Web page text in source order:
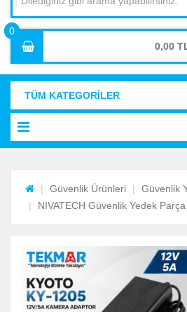
0,00
TÜM KATEGORİLER
Güvenlik Ürünleri
Güvenlik
NIVATECH Güvenlik Yedek Parça